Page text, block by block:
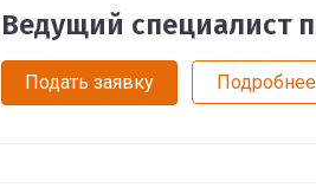
Ведущий специалист
Подать заявку Подробнее